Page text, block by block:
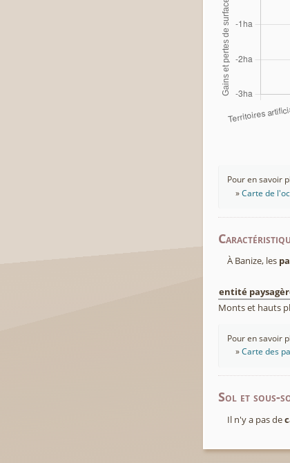
Pour en savoir
Carte de
À Banize, les
entité
Monts et hauts
Pour en savoir
Carte des
Sol et sous-
Il n'y a pas de